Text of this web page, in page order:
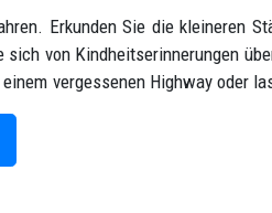
Erkunden Sie die kleineren
von Kindheitserinnerungen
vergessenen Highway oder
verlieren. Deine Auswahl ist